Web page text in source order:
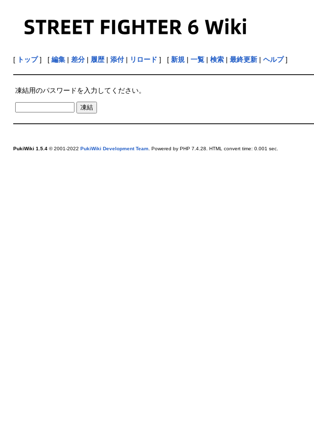
[ トップ] [ 編集| 差分| 履歴| 添付| リロード ] [ 新規| 一覧| 検索| 最終更新| ヘルプ]
凍結用のパスワードを入力してください。
PukiWiki 1.5.4© 2001-2022 PukiWiki Development Team. Powered by PHP 7.4.28. HTML convert time: 0.001 sec.